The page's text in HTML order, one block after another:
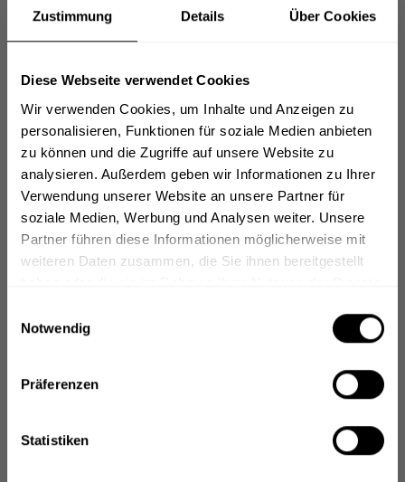
Zustimmung Details Über Cookies
Diese Webseite verwendet Cookies
Wir verwenden Cookies, um Inhalte und Anzeigen zu
personalisieren, Funktionen für soziale Medien anbieten
zu können und die Zugriffe auf unsere Website zu
analysieren. Außerdem geben wir Informationen zu Ihrer
Verwendung unserer Website an unsere Partner für
soziale Medien, Werbung und Analysen weiter. Unsere
Partner führen diese Informationen möglicherweise mit
weiteren Daten zusammen, die Sie ihnen bereitgestellt
Notwendig
Präferenzen
Statistiken